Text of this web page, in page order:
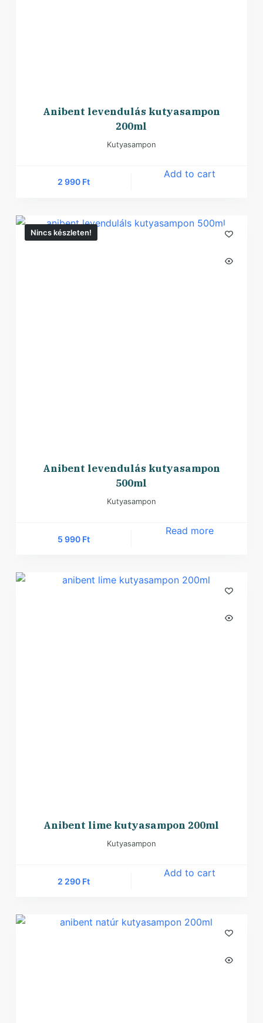
Anibent levendulás kutyasampon
200ml
Kutyasampon
2 990 Ft
Add to cart
Nincs készleten!
Anibent levendulás kutyasampon
500ml
Kutyasampon
5 990 Ft
Read more
Anibent lime kutyasampon 200ml
Kutyasampon
2 290 Ft
Add to cart